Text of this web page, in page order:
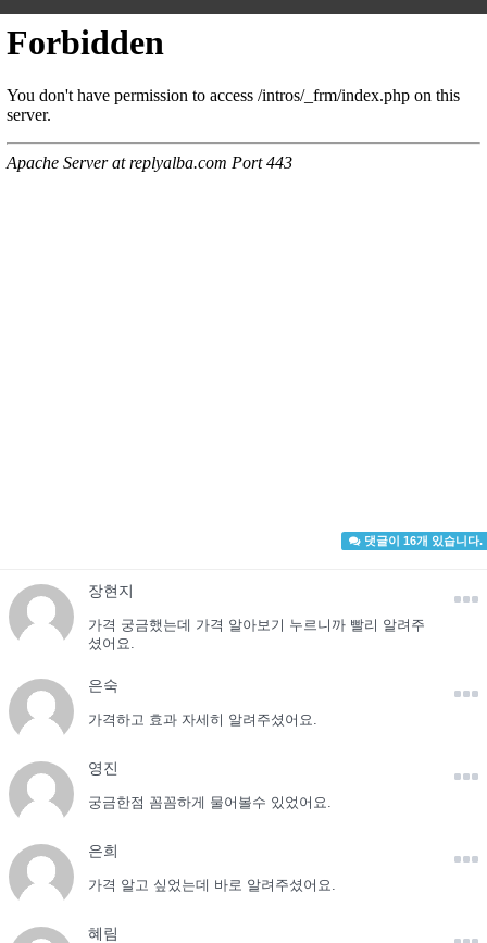
댓글이 16개 있습니다.
장현지
가격 궁금했는데 가격 알아보기 누르니까 빨리 알려주
셨어요.
은숙
가격하고 효과 자세히 알려주셨어요.
영진
궁금한점 꼼꼼하게 물어볼수 있었어요.
은희
가격 알고 싶었는데 바로 알려주셨어요.
혜림